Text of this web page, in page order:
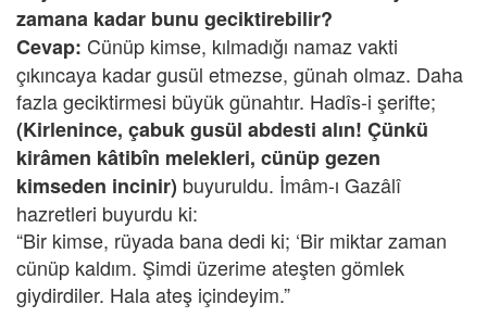
zamana kadar bunu geciktirebilir?
Cevap: Cünüp kimse, kılmadığı namaz vakti
çıkıncaya kadar gusül etmezse, günah olmaz. Daha
fazla geciktirmesi büyük günahtır. Hadîs-i şerifte;
(Kirlenince, çabuk gusül abdesti alın! Çünkü
kirâmen kâtibîn melekleri, cünüp gezen
kimseden incinir) buyuruldu. İmâm-ı Gazâlî
hazretleri buyurdu ki:
“Bir kimse, rüyada bana dedi ki; ‘Bir miktar zaman
cünüp kaldım. Şimdi üzerime ateşten gömlek
giydirdiler. Hala ateş içindeyim.”